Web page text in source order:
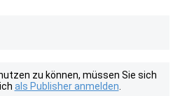
zu können, müssen Sie sich
als Publisher anmelden